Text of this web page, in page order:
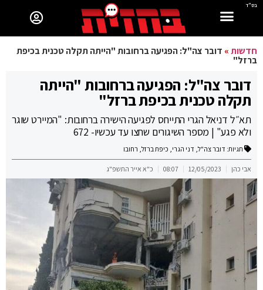
בס"ד
חדשות» דובר צה"ל: הפגיעה ברחובות "הייתה תקלה טכנית בכיפת
ברזל"
דובר צה"ל: הפגיעה ברחובות "הייתה
תקלה טכנית בכיפת ברזל"
תא״ל דניאל הגרי התייחס לפגיעה הישירה ברחובות: "המיירט שוגר
ולא פגע" | מספר השיגורים שחצו עד עכשיו- 672
תגיות: דובר צה"ל, דני הגרי, כיפת ברזל, רחובו
אבי כהן 12/05/2023
08:07 כ"א אייר התשפ"ג